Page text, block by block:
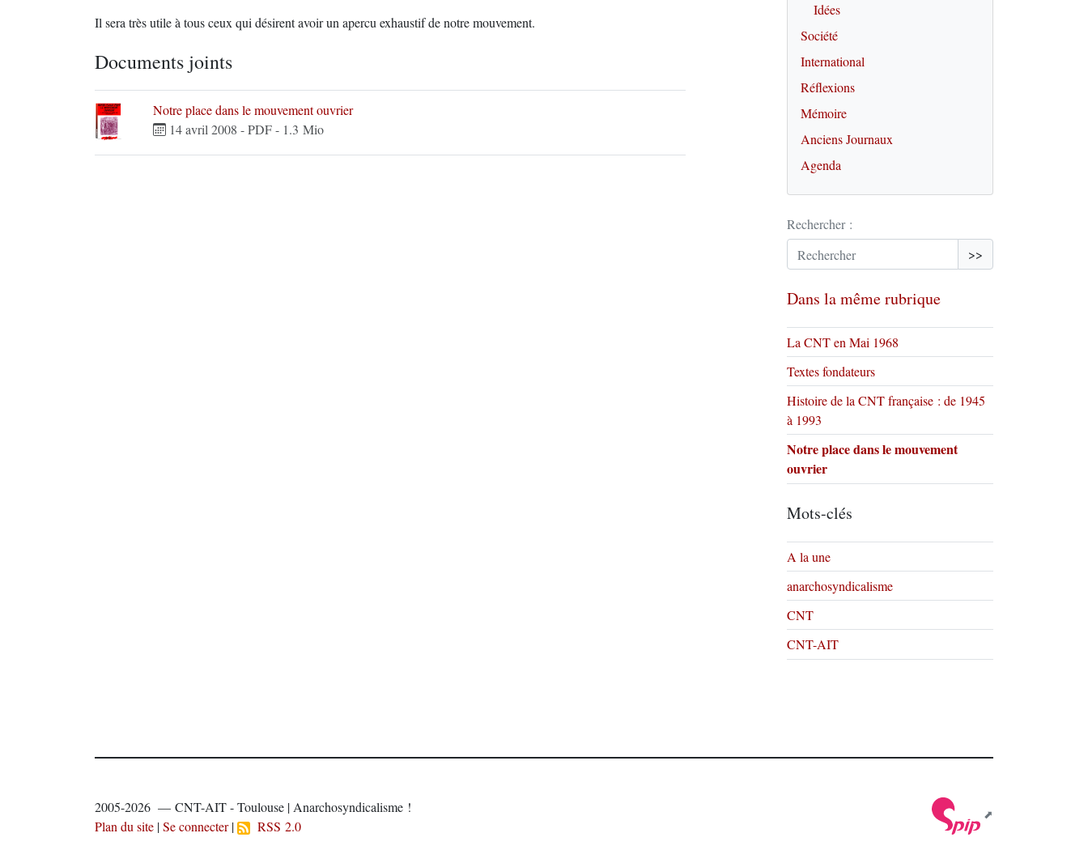
Il sera très utile à tous ceux qui désirent avoir un apercu exhaustif de notre mouvement.
Documents joints
Notre place dans le mouvement ouvrier
14 avril 2008 -PDF- 1.3 Mio
Idées
Société
International
Réflexions
Mémoire
Anciens Journaux
Agenda
Rechercher :
>>
Dans la même rubrique
La CNT en Mai 1968
Textes fondateurs
Histoire de la CNT française : de 1945
à 1993
Notre place dans le mouvement
ouvrier
Mots-clés
A la une
anarchosyndicalisme
CNT
CNT-AIT
2005-2026 — CNT-AIT - Toulouse | Anarchosyndicalisme !
Plan du site |Se connecter| RSS 2.0